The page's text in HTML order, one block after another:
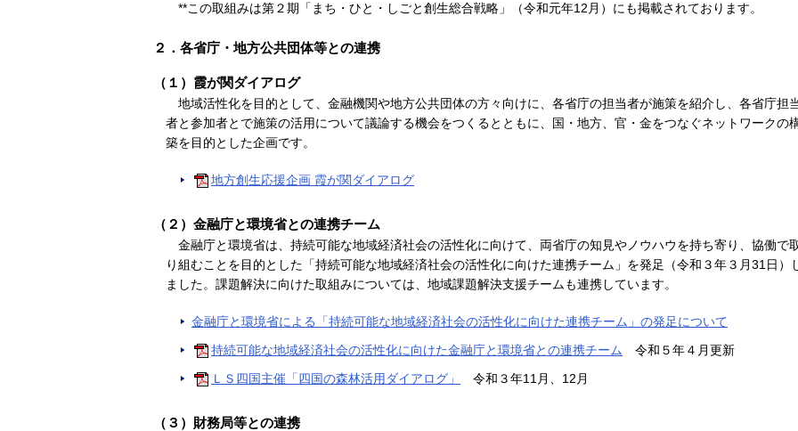
**この取組みは第２期「まち・ひと・しごと創生総合戦略」（令和元年12月）にも掲載されております。
２．各省庁・地方公共団体等との連携
（１）霞が関ダイアログ
地域活性化を目的として、金融機関や地方公共団体の方々向けに、各省庁の担当者が施策を紹介し、各省庁担
者と参加者とで施策の活用について議論する機会をつくるとともに、国・地方、官・金をつなぐネットワークの
築を目的とした企画です。
地方創生応援企画 霞が関ダイアログ
（２）金融庁と環境省との連携チーム
金融庁と環境省は、持続可能な地域経済社会の活性化に向けて、両省庁の知見やノウハウを持ち寄り、協働で
り組むことを目的とした「持続可能な地域経済社会の活性化に向けた連携チーム」を発足（令和３年３月31日）
ました。課題解決に向けた取組みについては、地域課題解決支援チームも連携しています。
金融庁と環境省による「持続可能な地域経済社会の活性化に向けた連携チーム」の発足について
持続可能な地域経済社会の活性化に向けた金融庁と環境省との連携チーム
令和５年４月更新
ＬＳ四国主催「四国の森林活用ダイアログ」
令和３年11月、12月
（３）財務局等との連携